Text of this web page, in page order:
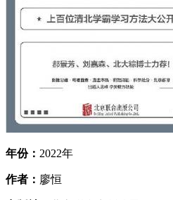
年份： 2022年
作者： 廖恒